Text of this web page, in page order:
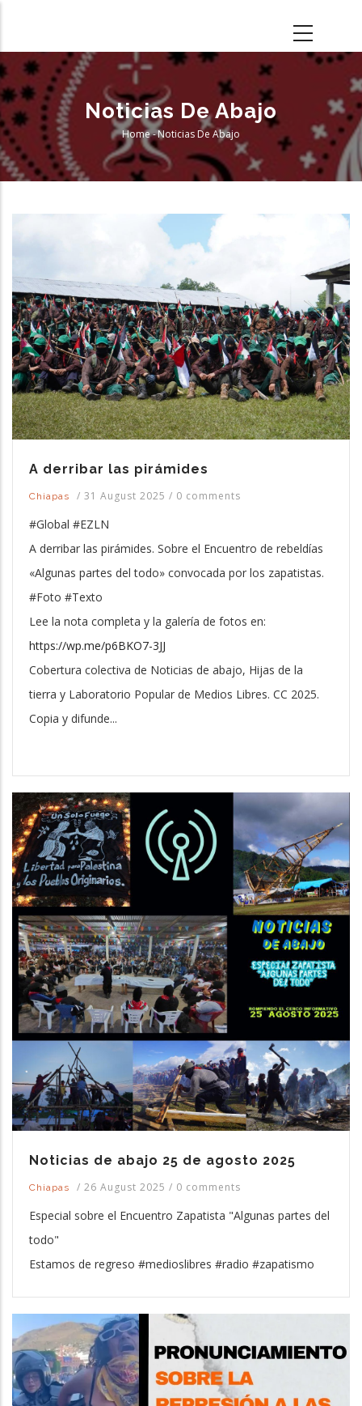
main
content
Noticias De Abajo
Breadcrumb
Home-Noticias De Abajo
A derribar las pirámides
Chiapas / 31 August 2025 / 0 comments
#Global #EZLN
A derribar las pirámides. Sobre el Encuentro de rebeldías
«Algunas partes del todo» convocada por los zapatistas.
#Foto #Texto
Lee la nota completa y la galería de fotos en:
https://wp.me/p6BKO7-3JJ
Cobertura colectiva de Noticias de abajo, Hijas de la
tierra y Laboratorio Popular de Medios Libres. CC 2025.
Copia y difunde...
Noticias de abajo 25 de agosto 2025
Chiapas / 26 August 2025 / 0 comments
Especial sobre el Encuentro Zapatista "Algunas partes del
todo"
Estamos de regreso #medioslibres #radio #zapatismo